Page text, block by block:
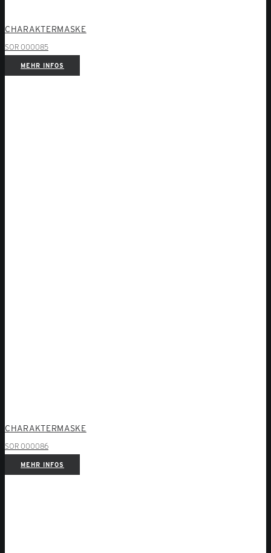
CHARAKTERMASKE
SOR 000085
MEHR INFOS
CHARAKTERMASKE
SOR 000086
MEHR INFOS